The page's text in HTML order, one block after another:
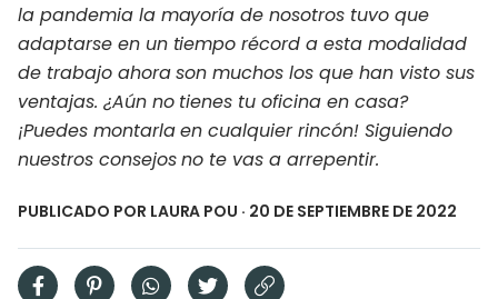
la pandemia la mayoría de nosotros tuvo que
adaptarse en un tiempo récord a esta modalidad
de trabajo ahora son muchos los que han visto sus
ventajas. ¿Aún no tienes tu oficina en casa?
¡Puedes montarla en cualquier rincón! Siguiendo
nuestros consejos no te vas a arrepentir.
PUBLICADO POR LAURA POU · 20 DE SEPTIEMBRE DE 2022